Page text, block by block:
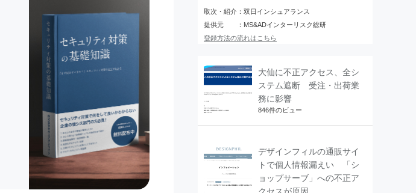
取次・紹介：双日インシュアランス
提供元 ：MS&ADインターリスク総研
登録方法の流れはこちら
大仙に不正アクセス、全シ
ステム遮断 受注・出荷業
務に影響
846件のビュー
デザインフィルの通販サイ
トで個人情報漏えい 「シ
ョップサーブ」への不正ア